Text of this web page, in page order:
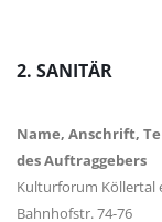
2. SANITÄR
Name, Anschrift,
des Auftraggebers
Kulturforum Köllertal
Bahnhofstr. 74-76